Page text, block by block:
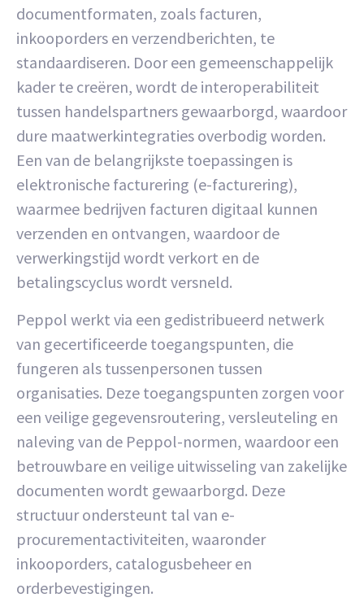
documentformaten, zoals facturen,
inkooporders en verzendberichten, te
standaardiseren. Door een gemeenschappelijk
kader te creëren, wordt de interoperabiliteit
tussen handelspartners gewaarborgd, waardoor
dure maatwerkintegraties overbodig worden.
Een van de belangrijkste toepassingen is
elektronische facturering (e-facturering),
waarmee bedrijven facturen digitaal kunnen
verzenden en ontvangen, waardoor de
verwerkingstijd wordt verkort en de
betalingscyclus wordt versneld.
Peppol werkt via een gedistribueerd netwerk
van gecertificeerde toegangspunten, die
fungeren als tussenpersonen tussen
organisaties. Deze toegangspunten zorgen voor
een veilige gegevensroutering, versleuteling en
naleving van de Peppol-normen, waardoor een
betrouwbare en veilige uitwisseling van zakelijke
documenten wordt gewaarborgd. Deze
structuur ondersteunt tal van e-
procurementactiviteiten, waaronder
inkooporders, catalogusbeheer en
orderbevestigingen.